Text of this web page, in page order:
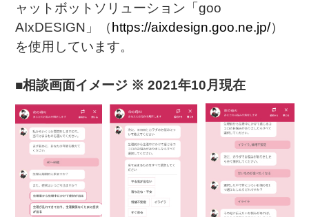
ャットボットソリューション「goo
AIxDESIGN」（ https://aixdesign.goo.ne.jp/）
を使用しています。
■相談画面イメージ ※ 2021年10月現在